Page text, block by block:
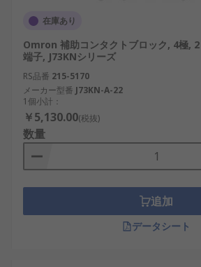
在庫あり
Omron 補助コンタクトブロック, 4極,
端子, J73KNシリーズ
RS品番 215-5170
メーカー型番 J73KN-A-22
1個小計：
￥5,130.00(税抜)
数量
追加
データシート